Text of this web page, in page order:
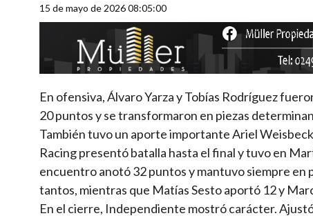
15 de mayo de 2026 08:05:00
En ofensiva, Álvaro Yarza y Tobías Rodríguez
20 puntos y se transformaron en piezas
También tuvo un aporte importante Ariel
Racing presentó batalla hasta el final y tuvo en
encuentro anotó 32 puntos y mantuvo siempre en
tantos, mientras que Matías Sesto aportó 12 y
En el cierre, Independiente mostró carácter.